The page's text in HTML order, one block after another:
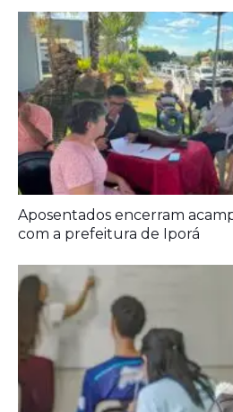
Aposentados encerram
com a prefeitura de Iporá